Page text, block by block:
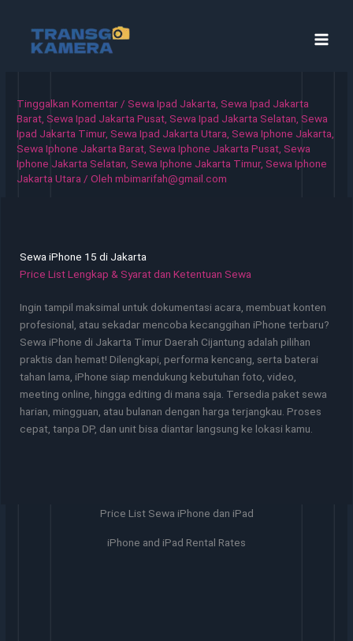
konten
Tinggalkan Komentar / Sewa Ipad Jakarta Sewa Ipad Jakarta
Barat Sewa Ipad Jakarta Pusat Sewa Ipad Jakarta Selatan Sewa
Ipad Jakarta Timur, Sewa Ipad Jakarta Utara Sewa Iphone Jakarta
Sewa Iphone Jakarta Barat Sewa Iphone Jakarta Pusat Sewa
Iphone Jakarta Selatan Sewa Iphone Jakarta Timur, Sewa Iphone
Jakarta Utara / Olehmbimarifah@gmail.com
Sewa iPhone 15 di Jakarta
Price List Lengkap & Syarat dan Ketentuan Sewa
Ingin tampil maksimal untuk dokumentasi acara, membuat konten
profesional, atau sekadar mencoba kecanggihan iPhone terbaru?
Sewa iPhone di Jakarta Timur Daerah Cijantung adalah pilihan
praktis dan hemat! Dilengkapi, performa kencang, serta baterai
tahan lama, iPhone siap mendukung kebutuhan foto, video,
meeting online, hingga editing di mana saja. Tersedia paket sewa
harian, mingguan, atau bulanan dengan harga terjangkau. Proses
cepat, tanpa DP, dan unit bisa diantar langsung ke lokasi kamu.
Price List Sewa iPhone dan iPad
iPhone and iPad Rental Rates